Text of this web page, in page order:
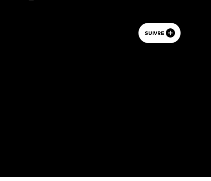
SUIVRE